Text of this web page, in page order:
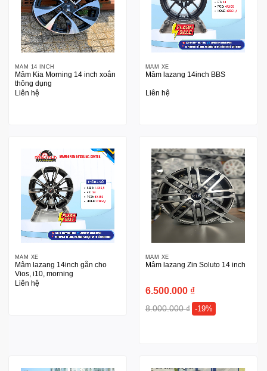
MÂM 14 INCH
Mâm Kia Morning 14 inch xoắn
thông dụng
Liên hệ
MÂM XE
Mâm lazang 14inch BBS
Liên hệ
MÂM XE
Mâm lazang 14inch gắn cho
Vios, i10, morning
Liên hệ
MÂM XE
Mâm lazang Zin Soluto 14 inch
6.500.000 ₫
8.000.000₫ -19%